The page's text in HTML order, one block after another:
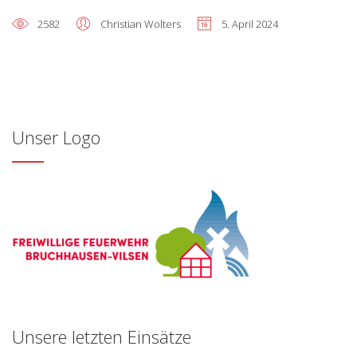
2582 Christian Wolters 5. April 2024
Unser Logo
Unsere letzten Einsätze